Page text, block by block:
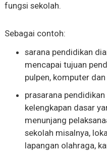
fungsi sekolah.
Sebagai contoh:
sarana pendidikan
mencapai tujuan
pulpen, komputer
prasarana
kelengkapan dasar
menunjang
sekolah misalnya,
lapangan olahraga,